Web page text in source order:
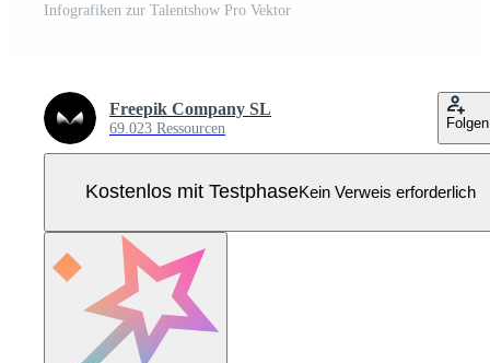
Infografiken zur Talentshow Pro Vektor
Freepik Company SL
69.023 Ressourcen Folgen
Kostenlos mit TestphaseKein Verweis erforderlich